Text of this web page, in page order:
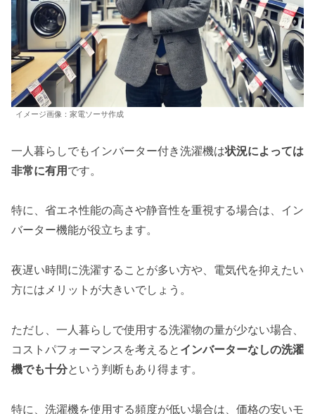
イメージ画像：家電ソーサ作成
一人暮らしでもインバーター付き洗濯機は状況によっては
非常に有用 です。
特に、省エネ性能の高さや静音性を重視する場合は、イン
バーター機能が役立ちます。
夜遅い時間に洗濯することが多い方や、電気代を抑えたい
方にはメリットが大きいでしょう。
ただし、一人暮らしで使用する洗濯物の量が少ない場合、
コストパフォーマンスを考えると インバーターなしの洗濯
機でも十分という判断もあり得ます。
特に、洗濯機を使用する頻度が低い場合は、価格の安いモ